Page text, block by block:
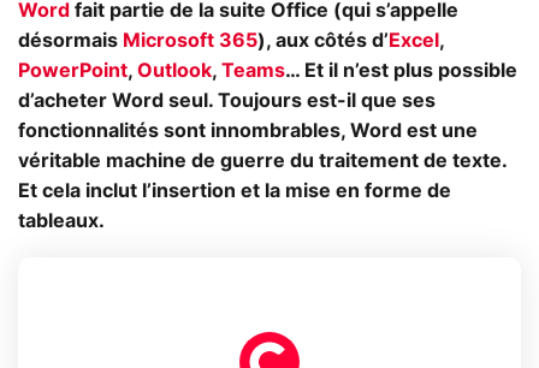
Word fait partie de la suite Office (qui s’appelle
désormais Microsoft 365), aux côtés d’ Excel ,
PowerPoint, Outlook, Teams… Et il n’est plus possible
d’acheter Word seul. Toujours est-il que ses
fonctionnalités sont innombrables, Word est une
véritable machine de guerre du traitement de texte.
Et cela inclut l’insertion et la mise en forme de
tableaux.